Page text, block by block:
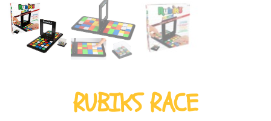
RUBIKS RACE